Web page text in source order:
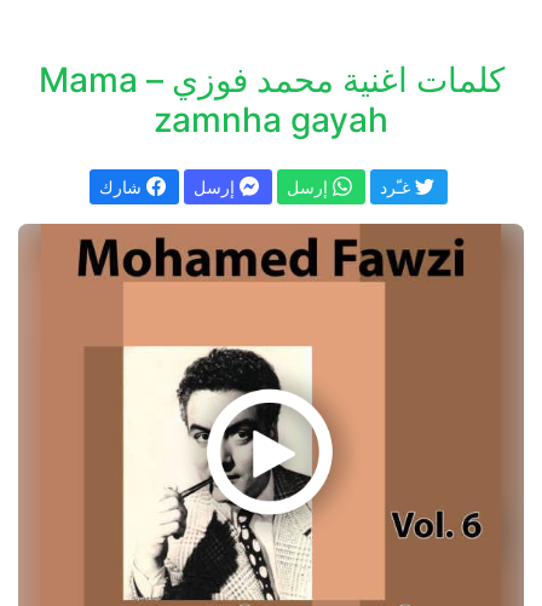
كلمات اغنية محمد فوزي – Mama
zamnha gayah